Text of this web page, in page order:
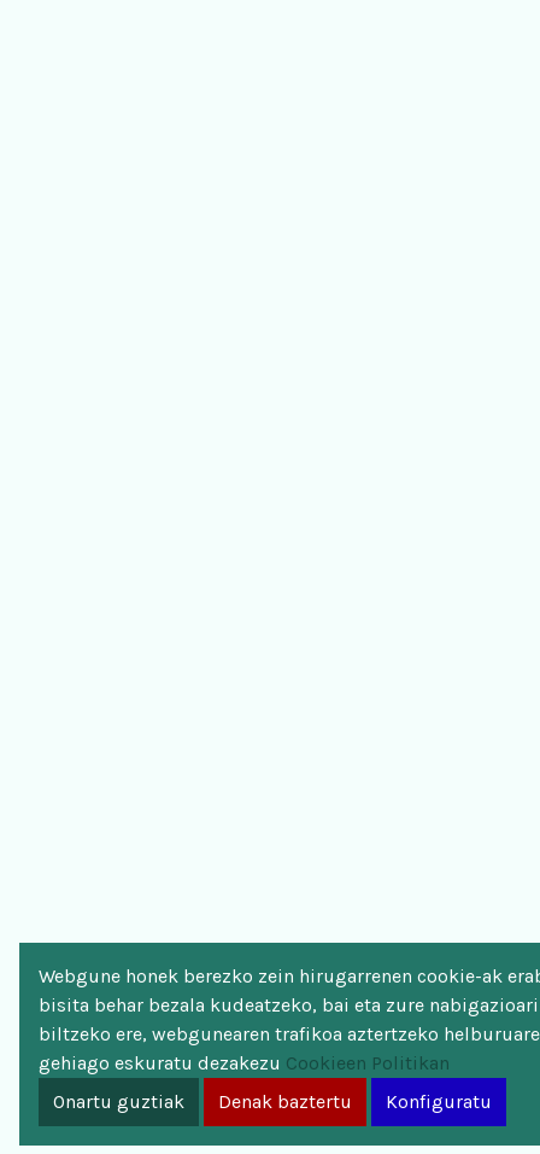
Webgune honek berezko zein hirugarrenen cookie-ak
bisita behar bezala kudeatzeko, bai eta zure
biltzeko ere, webgunearen trafikoa aztertzeko
gehiago eskuratu dezakezu Cookieen Politikan
Onartu guztiak
Denak baztertu Konfiguratu